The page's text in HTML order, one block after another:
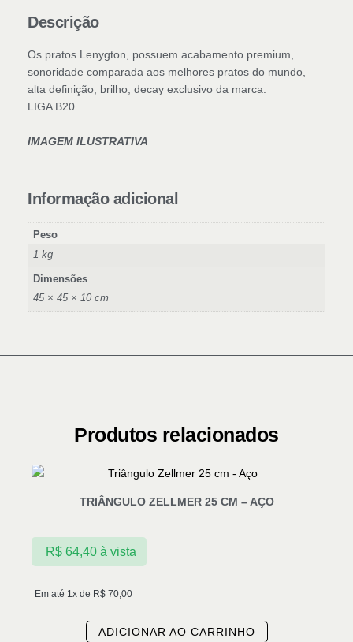
Descrição
Os pratos Lenygton, possuem acabamento premium,
sonoridade comparada aos melhores pratos do mundo,
alta definição, brilho, decay exclusivo da marca.
LIGA B20
IMAGEM ILUSTRATIVA
Informação adicional
Peso
1 kg
Dimensões
45 × 45 × 10 cm
Produtos relacionados
TRIÂNGULO ZELLMER 25 CM – AÇO
Em até 1x de R$ 70,00
R$64,40 à vista
ADICIONAR AO CARRINHO